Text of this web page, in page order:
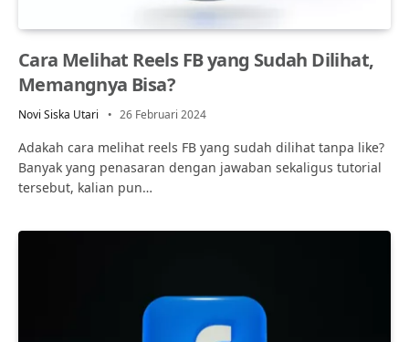
Cara Melihat Reels FB yang Sudah Dilihat,
Memangnya Bisa?
Novi Siska Utari 26 Februari 2024
Adakah cara melihat reels FB yang sudah dilihat tanpa like?
Banyak yang penasaran dengan jawaban sekaligus tutorial
tersebut, kalian pun…